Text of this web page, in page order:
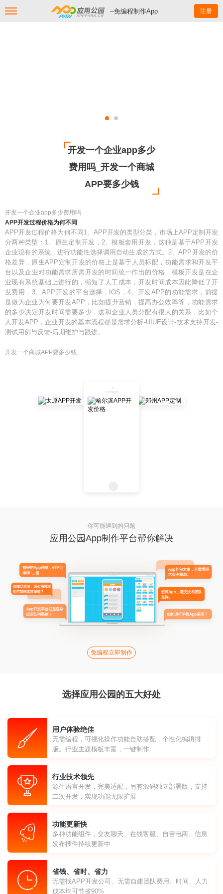
--免编程制作App 注册
开发一个企业app多少
费用吗_开发一个商城
APP要多少钱
开发一个企业app多少费用吗
APP开发过程价格为何不同
APP开发过程价格为何不同1、APP开发的类型分类，市场上APP定制开发
分两种类型：1、原生定制开发，2、模板套用开发，这种是基于APP开发
企业现有的系统，进行功能性选择调用自动生成的方式。2、APP开发的价
格差异，原生APP定制开发的价格上是基于人员标配，功能需求和开发平
台以及企业对功能需求所需开发的时间统一作出的价格，模板开发是在企
业现有系统基础上进行的，缩短了人工成本，开发时间成本因此降低了开
发费用，3、APP开发的平台选择，IOS，4、开发APP的功能需求，前提
是做为企业为何要开发APP，比如提升营销，提高办公效率等，功能需求
的多少决定开发时间需要多少，这和企业人员分配有很大的关系，比如个
人开发APP，企业开发的基本流程都是需求分析-UIUE设计-技术支持开发-
测试用例与反馈-后期维护与跟进。
开发一个商城APP要多少钱
你可能遇到的问题
应用公园App制作平台帮你解决
免编程立即制作
选择应用公园的五大好处
用户体验绝佳
无需编程，可视化操作功能自助搭配，个性化编辑排
版。行业主题模板丰富，一键制作
行业技术领先
源生语言开发，完美适配，另有源码独立部署版，支持
二次开发，实现功能无限扩展
功能更新快
多种功能组件，交友聊天、在线客服、自营电商、信息
发布插件持续更新中
省钱、省时、省力
无需找APP开发公司、无需自建团队费用、时间、人力
成本均可节省90%